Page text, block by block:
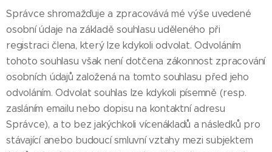
Správce shromažďuje a zpracovává mé výše uvedené
osobní údaje na základě souhlasu uděleného při
registraci člena, který lze kdykoli odvolat. Odvoláním
tohoto souhlasu však není dotčena zákonnost zpracování
osobních údajů založená na tomto souhlasu před jeho
odvoláním. Odvolat souhlas lze kdykoli písemně (resp.
zasláním emailu nebo dopisu na kontaktní adresu
Správce), a to bez jakýchkoli vícenákladů a následků pro
stávající anebo budoucí smluvní vztahy mezi subjektem